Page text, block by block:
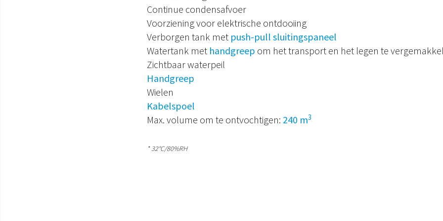
Continue condensafvoer
Voorziening voor elektrische ontdooiing
Verborgen tank met push-pull sluitingspaneel
Watertank met handgreep om het transport en het legen te
Zichtbaar waterpeil
Handgreep
Wielen
Kabelspoel
Max. volume om te ontvochtigen: 240 m3
* 32°C/80%RH